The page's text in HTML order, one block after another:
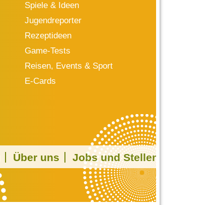
Spiele & Ideen
Jugendreporter
Rezeptideen
Game-Tests
Reisen, Events & Sport
E-Cards
Über uns Jobs und Stellen